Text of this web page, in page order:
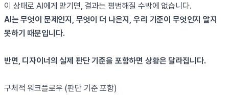
이 상태로 AI에게 맡기면, 결과는 평범해질 수밖에 없습니다.
AI는 무엇이 문제인지, 무엇이 더 나은지, 우리 기준이 무엇인지 알지
못하기 때문입니다.
반면, 디자이너의 실제 판단 기준을 포함하면 상황은 달라집니다.
구체적 워크플로우 (판단 기준 포함)